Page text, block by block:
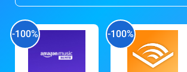
-100% -100%